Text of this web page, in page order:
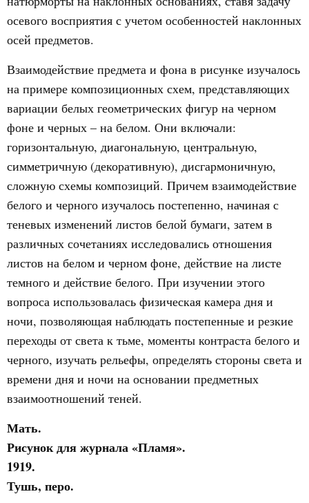
осевого восприятия с учетом особенностей наклонных
осей предметов.
Взаимодействие предмета и фона в рисунке изучалось
на примере композиционных схем, представляющих
вариации белых геометрических фигур на черном
фоне и черных – на белом. Они включали:
горизонтальную, диагональную, центральную,
симметричную (декоративную), дисгармоничную,
сложную схемы композиций. Причем взаимодействие
белого и черного изучалось постепенно, начиная с
теневых изменений листов белой бумаги, затем в
различных сочетаниях исследовались отношения
листов на белом и черном фоне, действие на листе
темного и действие белого. При изучении этого
вопроса использовалась физическая камера дня и
ночи, позволяющая наблюдать постепенные и резкие
переходы от света к тьме, моменты контраста белого и
черного, изучать рельефы, определять стороны света и
времени дня и ночи на основании предметных
взаимоотношений теней.
Мать.
Рисунок для журнала «Пламя».
1919.
Тушь, перо.